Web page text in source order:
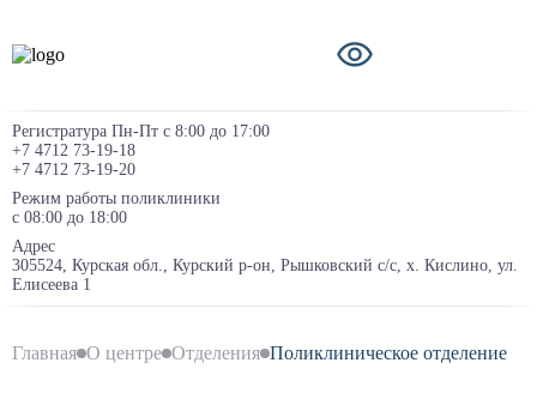
Регистратура Пн-Пт с 8:00 до 17:00
+7 4712 73-19-18
+7 4712 73-19-20
Режим работы поликлиники
с 08:00 до 18:00
Адрес
305524, Курская обл., Курский р-он, Рышковский с/с, х. Кислино, ул.
Елисеева 1
Главная О центре Отделения Поликлиническое отделение